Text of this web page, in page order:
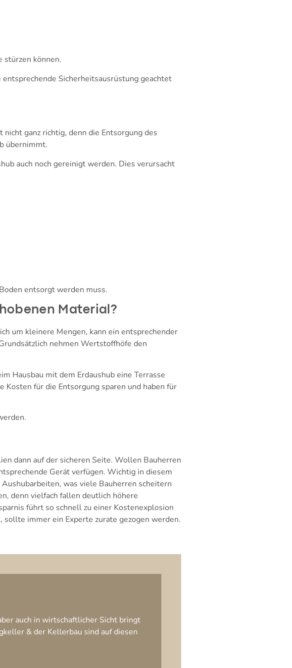
stürzen können.
Sicherheitsausrüstung geachtet
ganz richtig, denn die Entsorgung des
übernimmt.
auch noch gereinigt werden. Dies verursacht
entsorgt werden muss.
Material?
um kleinere Mengen, kann ein entsprechender
nehmen Wertstoffhöfe den
Hausbau mit dem Erdaushub eine Terrasse
für die Entsorgung sparen und haben für
dann auf der sicheren Seite. Wollen Bauherren
Gerät verfügen. Wichtig in diesem
was viele Bauherren scheitern
denn vielfach fallen deutlich höhere
führt so schnell zu einer Kostenexplosion
sollte immer ein Experte zurate gezogen werden.
auch in wirtschaftlicher Sicht bringt
& der Kellerbau sind auf diesen